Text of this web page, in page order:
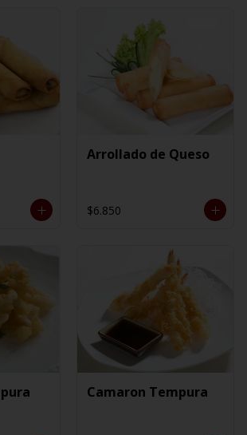
Arrollado de Queso
$6.850
Camaron Tempura